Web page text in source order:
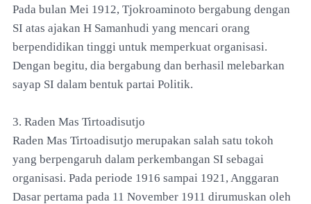
Pada bulan Mei 1912, Tjokroaminoto bergabung dengan
SI atas ajakan H Samanhudi yang mencari orang
berpendidikan tinggi untuk memperkuat organisasi.
Dengan begitu, dia bergabung dan berhasil melebarkan
sayap SI dalam bentuk partai Politik.
3. Raden Mas Tirtoadisutjo
Raden Mas Tirtoadisutjo merupakan salah satu tokoh
yang berpengaruh dalam perkembangan SI sebagai
organisasi. Pada periode 1916 sampai 1921, Anggaran
Dasar pertama pada 11 November 1911 dirumuskan oleh